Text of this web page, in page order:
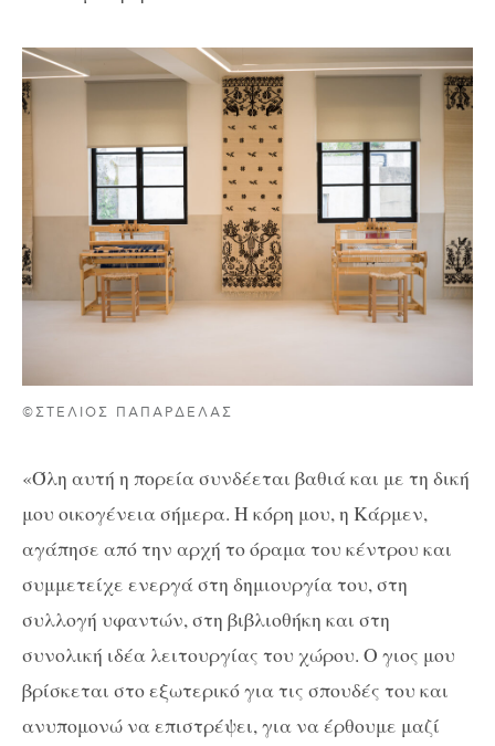
©ΣΤΕΛΙΟΣ ΠΑΠΑΡΔΕΛΑΣ
«Όλη αυτή η πορεία συνδέεται βαθιά και με τη δική
μου οικογένεια σήμερα. Η κόρη μου, η Κάρμεν,
αγάπησε από την αρχή το όραμα του κέντρου και
συμμετείχε ενεργά στη δημιουργία του, στη
συλλογή υφαντών, στη βιβλιοθήκη και στη
συνολική ιδέα λειτουργίας του χώρου. Ο γιος μου
βρίσκεται στο εξωτερικό για τις σπουδές του και
ανυπομονώ να επιστρέψει, για να έρθουμε μαζί